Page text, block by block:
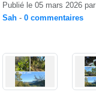
Publié le 05 mars 2026 par
Sah - 0 commentaires